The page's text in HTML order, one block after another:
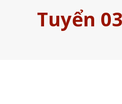
Tuyển